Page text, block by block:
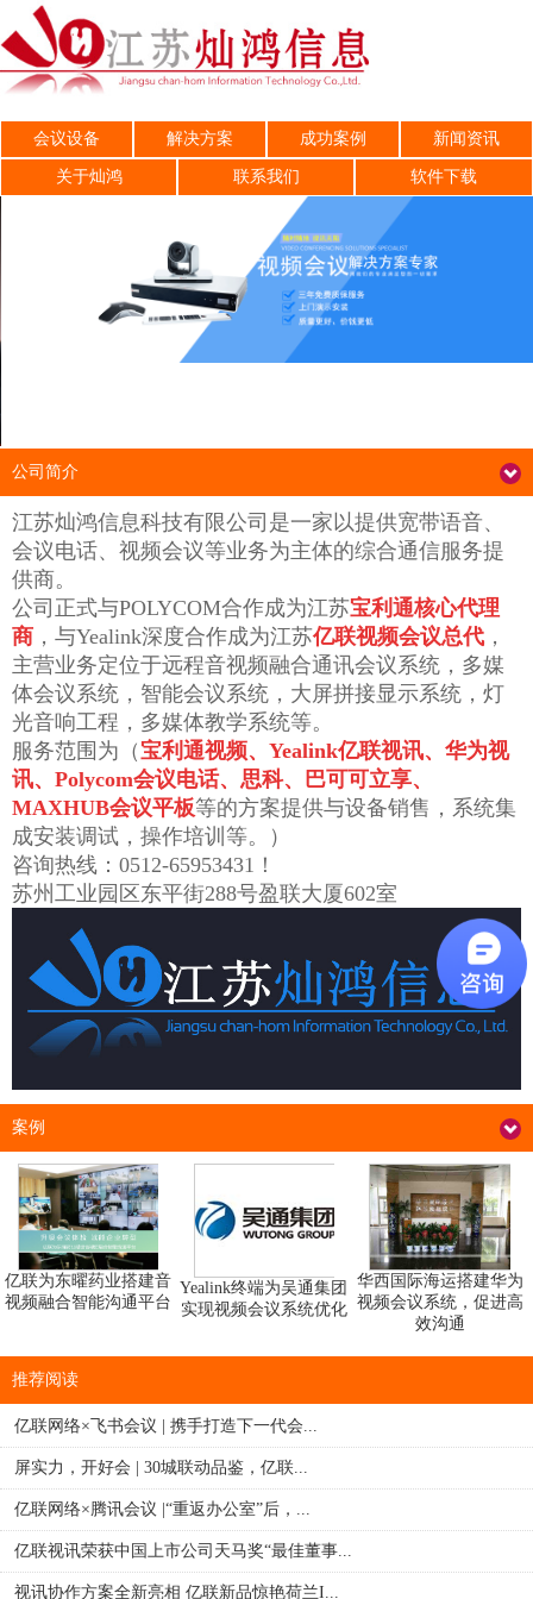
会议设备 解决方案 成功案例 新闻资讯
关于灿鸿 联系我们 软件下载
公司简介
江苏灿鸿信息科技有限公司是一家以提供宽带语音、
会议电话、视频会议等业务为主体的综合通信服务提
供商。
公司正式与POLYCOM合作成为江苏宝利通核心代理
商 ，与Yealink深度合作成为江苏亿联视频会议总代 ，
主营业务定位于远程音视频融合通讯会议系统，多媒
体会议系统，智能会议系统，大屏拼接显示系统，灯
光音响工程，多媒体教学系统等。
服务范围为（ 宝利通视频、Yealink亿联视讯、华为视
讯、Polycom会议电话、思科、巴可可立享、
MAXHUB会议平板等的方案提供与设备销售，系统集
成安装调试，操作培训等。）
咨询热线：0512-65953431！
苏州工业园区东平街288号盈联大厦602室
案例
亿联为东曜药业搭建音
视频融合智能沟通平台
Yealink终端为吴通集团
实现视频会议系统优化
华西国际海运搭建华为
视频会议系统，促进高
效沟通
推荐阅读
亿联网络×飞书会议 | 携手打造下一代会...
屏实力，开好会 | 30城联动品鉴，亿联...
亿联网络×腾讯会议 |“重返办公室”后，...
亿联视讯荣获中国上市公司天马奖“最佳董事...
视讯协作方案全新亮相 亿联新品惊艳荷兰I...